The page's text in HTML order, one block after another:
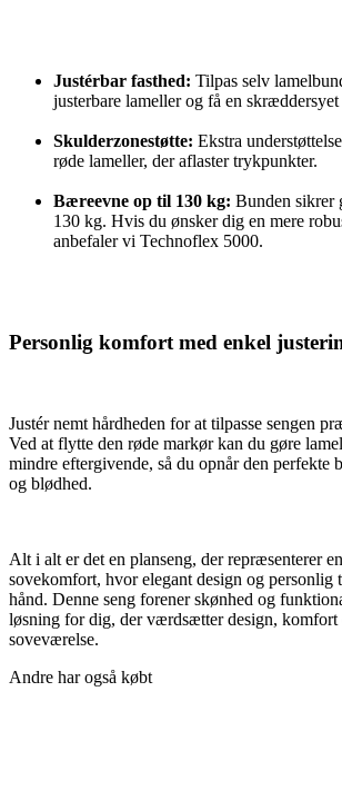
Justérbar fasthed: Tilpas selv
justerbare lameller og få en
Skulderzonestøtte: Ekstra
røde lameller, der aflaster trykpunkter.
Bæreevne op til 130 kg: Bunden sikrer
130 kg. Hvis du ønsker dig en mere
anbefaler vi Technoflex 5000.
Personlig komfort med enkel
Justér nemt hårdheden for at tilpasse sengen
Ved at flytte den røde markør kan du gøre
mindre eftergivende, så du opnår den perfekte
og blødhed.
Alt i alt er det en planseng, der repræsenterer
sovekomfort, hvor elegant design og personlig
hånd. Denne seng forener skønhed og
løsning for dig, der værdsætter design, komfort
soveværelse.
Andre har også købt